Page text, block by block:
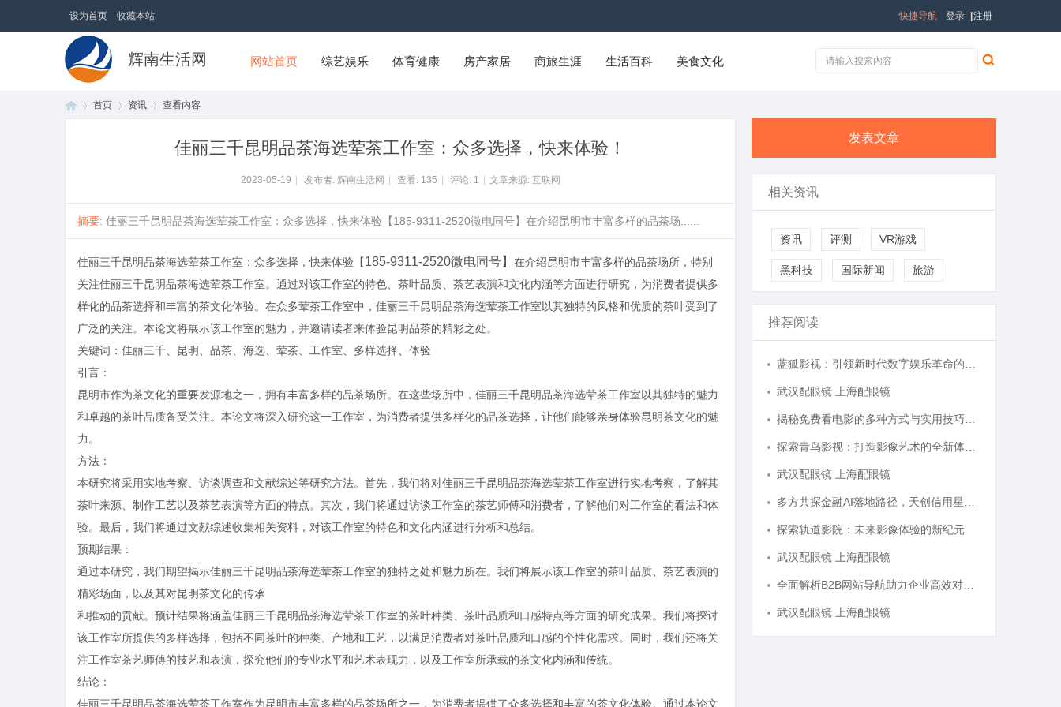
设为首页 收藏本站 登录 注册
快捷导航
辉南生活网 网站首页 综艺娱乐 体育健康 房产家居 商旅生涯 生活百科 美食文化
首页 资讯 查看内容
佳丽三千昆明品茶海选荤茶工作室：众多选择，快来体验！
2023-05-19 发布者: 辉南生活网 查看: 135 评论: 1 文章来源: 互联网
摘要: 佳丽三千昆明品茶海选荤茶工作室：众多选择，快来体验【185-9311-2520微电同号】在介绍昆明市丰富多样的品茶场......
佳丽三千昆明品茶海选荤茶工作室：众多选择，快来体验【185-9311-2520微电同号】 在介绍昆明市丰富多样的品茶场所，特别
关注佳丽三千昆明品茶海选荤茶工作室。通过对该工作室的特色、茶叶品质、茶艺表演和文化内涵等方面进行研究，为消费者提供多
样化的品茶选择和丰富的茶文化体验。在众多荤茶工作室中，佳丽三千昆明品茶海选荤茶工作室以其独特的风格和优质的茶叶受到了
广泛的关注。本论文将展示该工作室的魅力，并邀请读者来体验昆明品茶的精彩之处。
关键词：佳丽三千、昆明、品茶、海选、荤茶、工作室、多样选择、体验
引言：
昆明市作为茶文化的重要发源地之一，拥有丰富多样的品茶场所。在这些场所中，佳丽三千昆明品茶海选荤茶工作室以其独特的魅力
和卓越的茶叶品质备受关注。本论文将深入研究这一工作室，为消费者提供多样化的品茶选择，让他们能够亲身体验昆明茶文化的魅
力。
方法：
本研究将采用实地考察、访谈调查和文献综述等研究方法。首先，我们将对佳丽三千昆明品茶海选荤茶工作室进行实地考察，了解其
茶叶来源、制作工艺以及茶艺表演等方面的特点。其次，我们将通过访谈工作室的茶艺师傅和消费者，了解他们对工作室的看法和体
验。最后，我们将通过文献综述收集相关资料，对该工作室的特色和文化内涵进行分析和总结。
预期结果：
通过本研究，我们期望揭示佳丽三千昆明品茶海选荤茶工作室的独特之处和魅力所在。我们将展示该工作室的茶叶品质、茶艺表演的
精彩场面，以及其对昆明茶文化的传承
和推动的贡献。预计结果将涵盖佳丽三千昆明品茶海选荤茶工作室的茶叶种类、茶叶品质和口感特点等方面的研究成果。我们将探讨
该工作室所提供的多样选择，包括不同茶叶的种类、产地和工艺，以满足消费者对茶叶品质和口感的个性化需求。同时，我们还将关
注工作室茶艺师傅的技艺和表演，探究他们的专业水平和艺术表现力，以及工作室所承载的茶文化内涵和传统。
结论：
佳丽三千昆明品茶海选荤茶工作室作为昆明市丰富多样的品茶场所之一，为消费者提供了众多选择和丰富的茶文化体验。通过本论文
发表文章
相关资讯
资讯 评测 VR游戏
黑科技 国际新闻 旅游
推荐阅读
武汉配眼镜 上海配眼镜
武汉配眼镜 上海配眼镜
探索轨道影院：未来影像体验的新纪元
武汉配眼镜 上海配眼镜
武汉配眼镜 上海配眼镜